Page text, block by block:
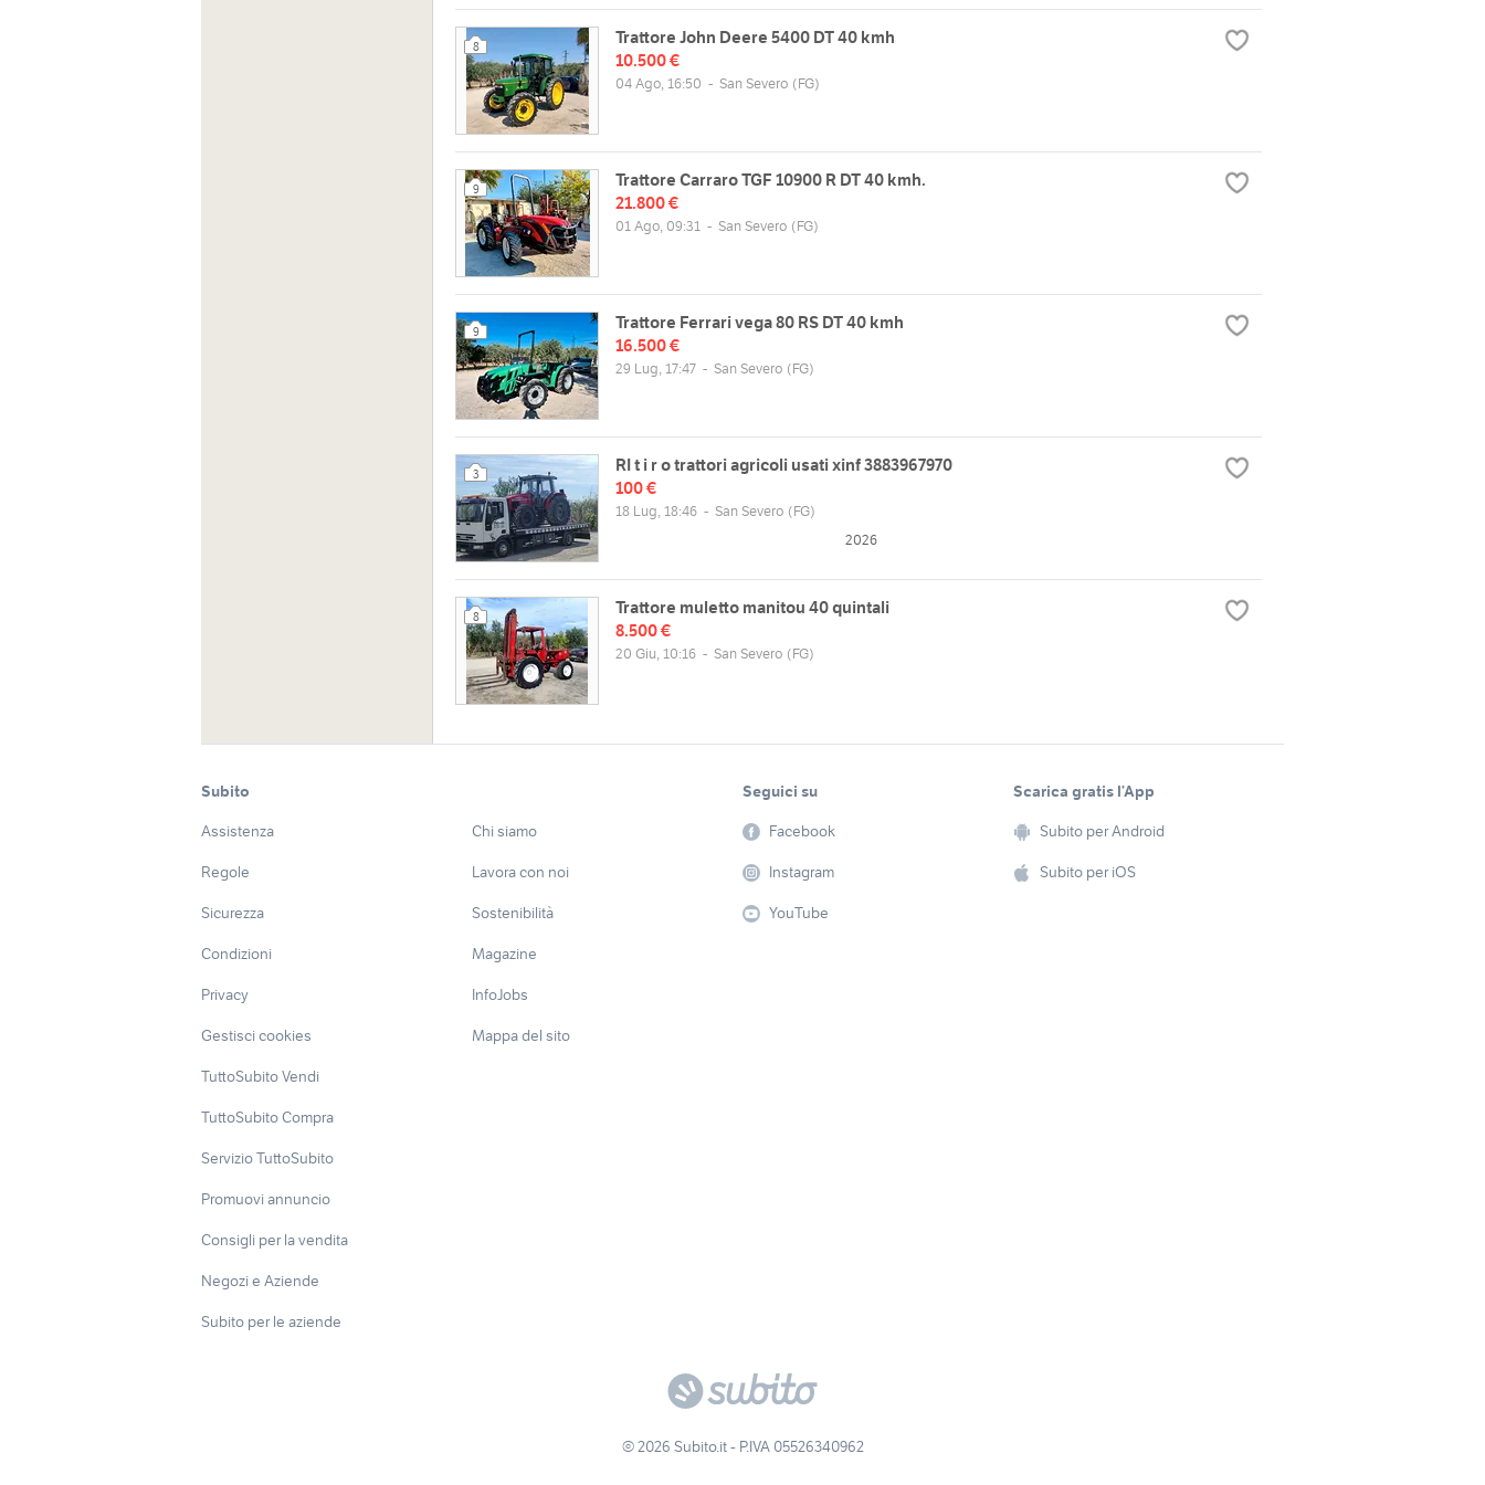
8
Trattore John Deere 5400 DT 40 kmh
10.500 €
04 Ago, 16:50 - San Severo (FG)
9
Trattore Carraro TGF 10900 R DT 40 kmh.
21.800 €
01 Ago, 09:31 - San Severo (FG)
9
Trattore Ferrari vega 80 RS DT 40 kmh
16.500 €
29 Lug, 17:47 - San Severo (FG)
3
RI t i r o trattori agricoli usati xinf 3883967970
100 €
18 Lug, 18:46 - San Severo (FG)
2026
8
Trattore muletto manitou 40 quintali
8.500 €
20 Giu, 10:16 - San Severo (FG)
Subito
Assistenza
Regole
Sicurezza
Condizioni
Privacy
Gestisci cookies
TuttoSubito Vendi
TuttoSubito Compra
Servizio TuttoSubito
Promuovi annuncio
Consigli per la vendita
Negozi e Aziende
Subito per le aziende
Chi siamo
Lavora con noi
Sostenibilità
Magazine
InfoJobs
Mappa del sito
Seguici su
Facebook
Instagram
YouTube
Scarica gratis l’App
Subito per Android
Subito per iOS
© 2026 Subito.it - P.IVA 05526340962